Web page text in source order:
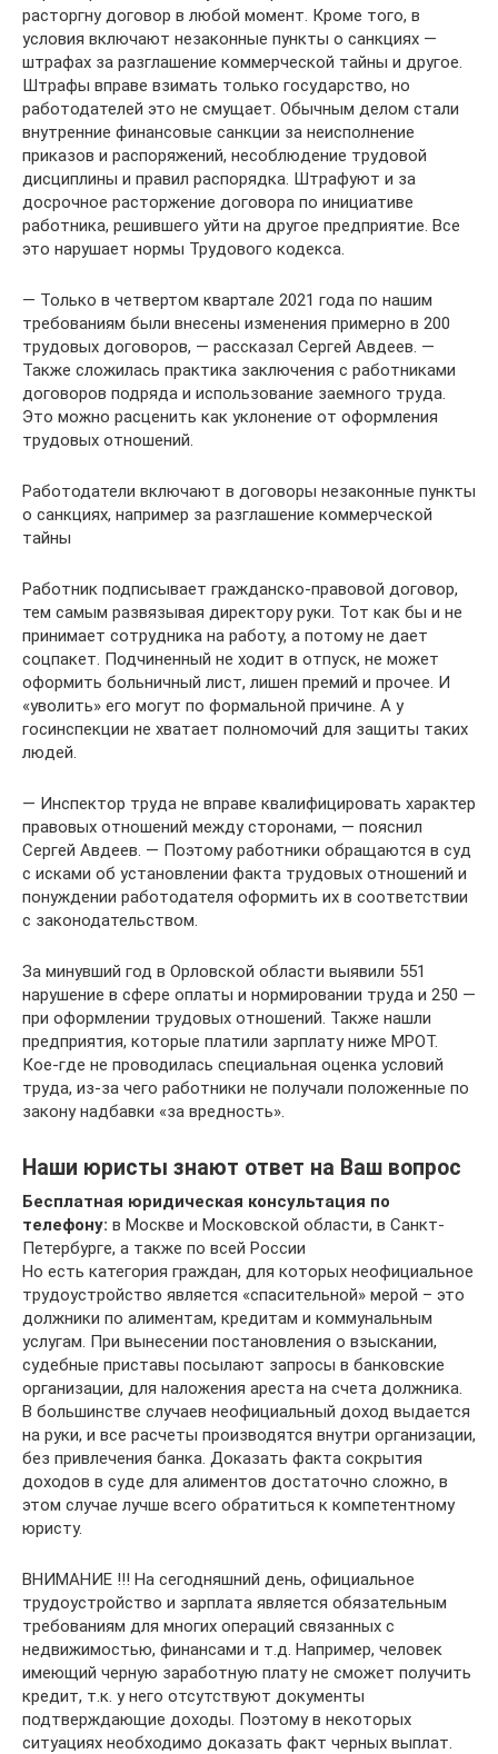
расторгну договор в любой момент. Кроме того, в
условия включают незаконные пункты о санкциях —
штрафах за разглашение коммерческой тайны и другое.
Штрафы вправе взимать только государство, но
работодателей это не смущает. Обычным делом стали
внутренние финансовые санкции за неисполнение
приказов и распоряжений, несоблюдение трудовой
дисциплины и правил распорядка. Штрафуют и за
досрочное расторжение договора по инициативе
работника, решившего уйти на другое предприятие. Все
это нарушает нормы Трудового кодекса.
— Только в четвертом квартале 2021 года по нашим
требованиям были внесены изменения примерно в 200
трудовых договоров, — рассказал Сергей Авдеев. —
Также сложилась практика заключения с работниками
договоров подряда и использование заемного труда.
Это можно расценить как уклонение от оформления
трудовых отношений.
Работодатели включают в договоры незаконные пункты
о санкциях, например за разглашение коммерческой
тайны
Работник подписывает гражданско-правовой договор,
тем самым развязывая директору руки. Тот как бы и не
принимает сотрудника на работу, а потому не дает
соцпакет. Подчиненный не ходит в отпуск, не может
оформить больничный лист, лишен премий и прочее. И
«уволить» его могут по формальной причине. А у
госинспекции не хватает полномочий для защиты таких
людей.
— Инспектор труда не вправе квалифицировать характер
правовых отношений между сторонами, — пояснил
Сергей Авдеев. — Поэтому работники обращаются в суд
с исками об установлении факта трудовых отношений и
понуждении работодателя оформить их в соответствии
с законодательством.
За минувший год в Орловской области выявили 551
нарушение в сфере оплаты и нормировании труда и 250 —
при оформлении трудовых отношений. Также нашли
предприятия, которые платили зарплату ниже МРОТ.
Кое-где не проводилась специальная оценка условий
труда, из-за чего работники не получали положенные по
закону надбавки «за вредность».
Наши юристы знают ответ на Ваш вопрос
Бесплатная юридическая консультация по
телефону: в Москве и Московской области, в Санкт-
Петербурге, а также по всей России
Но есть категория граждан, для которых неофициальное
трудоустройство является «спасительной» мерой – это
должники по алиментам, кредитам и коммунальным
услугам. При вынесении постановления о взыскании,
судебные приставы посылают запросы в банковские
организации, для наложения ареста на счета должника.
В большинстве случаев неофициальный доход выдается
на руки, и все расчеты производятся внутри организации,
без привлечения банка. Доказать факта сокрытия
доходов в суде для алиментов достаточно сложно, в
этом случае лучше всего обратиться к компетентному
юристу.
ВНИМАНИЕ !!! На сегодняшний день, официальное
трудоустройство и зарплата является обязательным
требованиям для многих операций связанных с
недвижимостью, финансами и т.д. Например, человек
имеющий черную заработную плату не сможет получить
кредит, т.к. у него отсутствуют документы
подтверждающие доходы. Поэтому в некоторых
ситуациях необходимо доказать факт черных выплат.